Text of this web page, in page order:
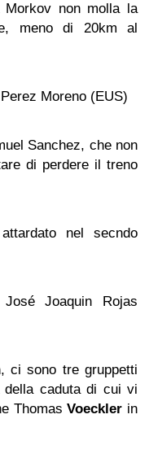
Morkov non molla la
meno di 20km al
Moreno (EUS)
Sanchez, che non
di perdere il treno
nel secndo
Joaquin Rojas
, ci sono tre gruppetti
della caduta di cui vi
ThomasVoeckler in